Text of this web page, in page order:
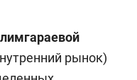
рынок)